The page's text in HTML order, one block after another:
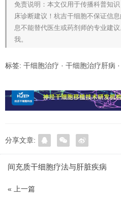
免责说明：本文仅用于传播科普知
床诊断建议！杭吉干细胞不保证信
息不能替代医生或药剂师的专业建
我。
标签: 干细胞治疗 · 干细胞治疗肝病 ·
分享文章:
间充质干细胞疗法与肝脏疾病
« 上一篇